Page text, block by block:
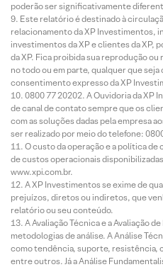
poderão ser significativamente
Este relatório é destinado à
relacionamento da XP Investimentos,
investimentos da XP e clientes da XP,
da XP. Fica proibida sua reprodução
no todo ou em parte, qualquer que
consentimento expresso da XP
0800 77 20202. A Ouvidoria da XP
de canal de contato sempre que os
com as soluções dadas pela empresa
ser realizado por meio do telefone:
O custo da operação e a política
de custos operacionais
www.xpi.com.br.
A XP Investimentos se exime de
prejuízos, diretos ou indiretos, que
relatório ou seu conteúdo.
A Avaliação Técnica e a Avaliação
metodologias de análise. A Análise
como tendência, suporte, resistência,
entre outros. Já a Análise